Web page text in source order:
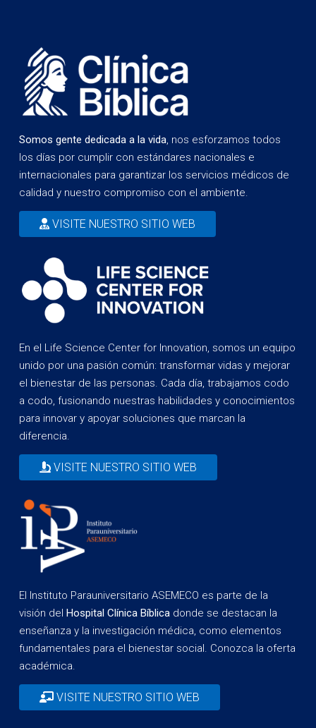
Somos gente dedicada a la vida, nos esforzamos todos
los días por cumplir con estándares nacionales e
internacionales para garantizar los servicios médicos de
calidad y nuestro compromiso con el ambiente.
VISITE NUESTRO SITIO WEB
En el Life Science Center for Innovation, somos un equipo
unido por una pasión común: transformar vidas y mejorar
el bienestar de las personas. Cada día, trabajamos codo
a codo, fusionando nuestras habilidades y conocimientos
para innovar y apoyar soluciones que marcan la
diferencia.
VISITE NUESTRO SITIO WEB
El Instituto Parauniversitario ASEMECO es parte de la
visión del Hospital Clínica Bíblica donde se destacan la
enseñanza y la investigación médica, como elementos
fundamentales para el bienestar social. Conozca la oferta
académica.
VISITE NUESTRO SITIO WEB